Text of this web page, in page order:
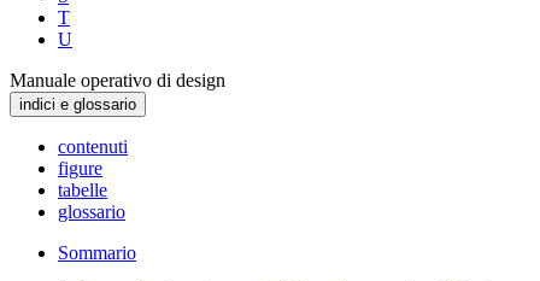
T
U
Manuale operativo di design
indici e glossario
contenuti
figure
tabelle
glossario
Sommario